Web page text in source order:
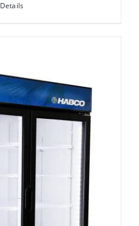
Details